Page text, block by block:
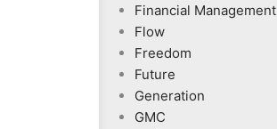
Financial Management
Flow
Freedom
Future
Generation
GMC